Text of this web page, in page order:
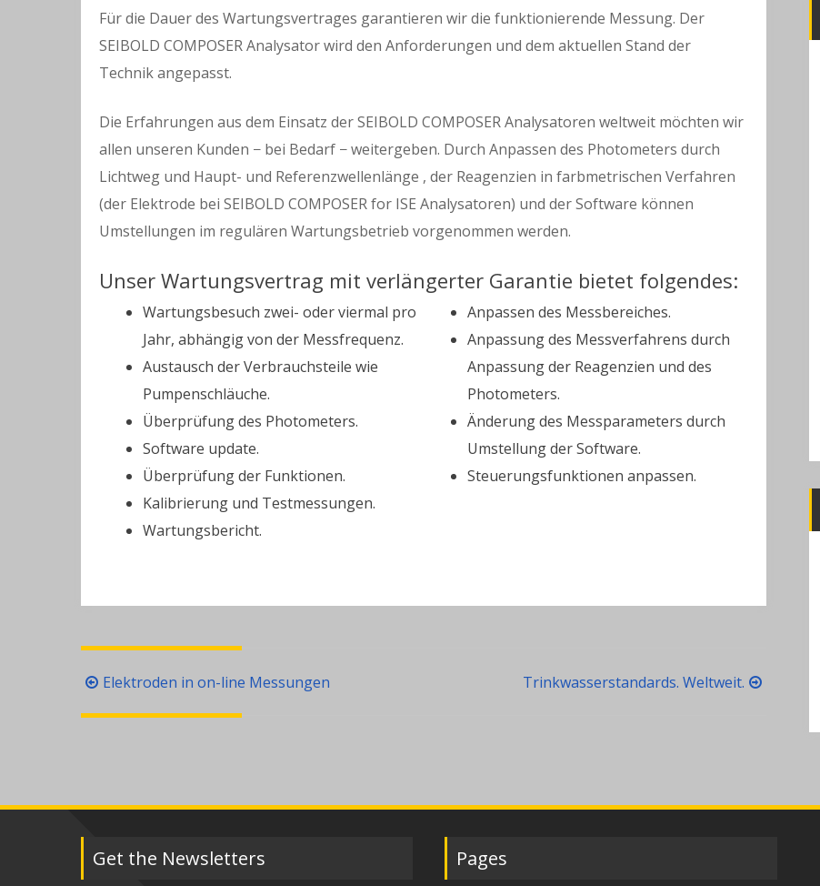
Für die Dauer des Wartungsvertrages garantieren wir die funktionierende Messung. Der
SEIBOLD COMPOSER Analysator wird den Anforderungen und dem aktuellen Stand der
Technik angepasst.
Die Erfahrungen aus dem Einsatz der SEIBOLD COMPOSER Analysatoren weltweit möchten wir
allen unseren Kunden − bei Bedarf − weitergeben. Durch Anpassen des Photometers durch
Lichtweg und Haupt- und Referenzwellenlänge , der Reagenzien in farbmetrischen Verfahren
(der Elektrode bei SEIBOLD COMPOSER for ISE Analysatoren) und der Software können
Umstellungen im regulären Wartungsbetrieb vorgenommen werden.
Unser Wartungsvertrag mit verlängerter Garantie bietet folgendes:
Wartungsbesuch zwei- oder viermal pro
Jahr, abhängig von der Messfrequenz.
Austausch der Verbrauchsteile wie
Pumpenschläuche.
Überprüfung des Photometers.
Software update.
Überprüfung der Funktionen.
Kalibrierung und Testmessungen.
Wartungsbericht.
Anpassen des Messbereiches.
Anpassung des Messverfahrens durch
Anpassung der Reagenzien und des
Photometers.
Änderung des Messparameters durch
Umstellung der Software.
Steuerungsfunktionen anpassen.
Beitragsnavigation
Elektroden in on-line Messungen Trinkwasserstandards. Weltweit.
Get the Newsletters Pages